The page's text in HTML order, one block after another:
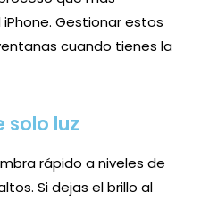
Gestionar estos
cuando tienes la
solo luz
rápido a niveles de
Si dejas el brillo al